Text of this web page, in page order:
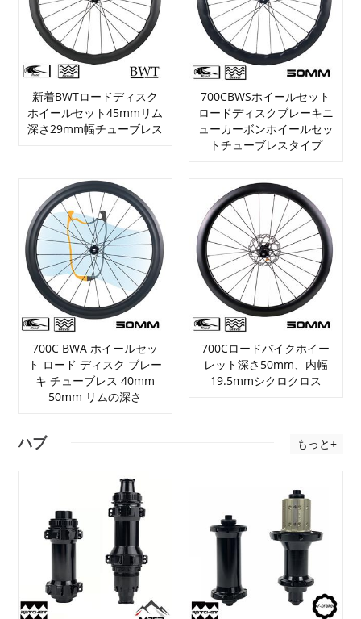
新着BWTロードディスク
ホイールセット45mmリム
深さ29mm幅チューブレス
700CBWSホイールセット
ロードディスクブレーキニ
ューカーボンホイールセッ
トチューブレスタイプ
700C BWA ホイールセッ
ト ロード ディスク ブレー
キ チューブレス 40mm
50mm リムの深さ
700Cロードバイクホイー
レット深さ50mm、内幅
19.5mmシクロクロス
ハブ もっと+